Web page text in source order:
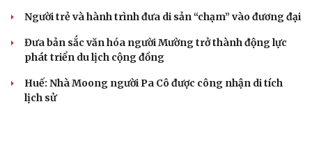
Người trẻ và hành trình đưa di sản “chạm” vào đương đại
Đưa bản sắc văn hóa người Mường trở thành động lực
phát triển du lịch cộng đồng
Huế: Nhà Moong người Pa Cô được công nhận di tích
lịch sử